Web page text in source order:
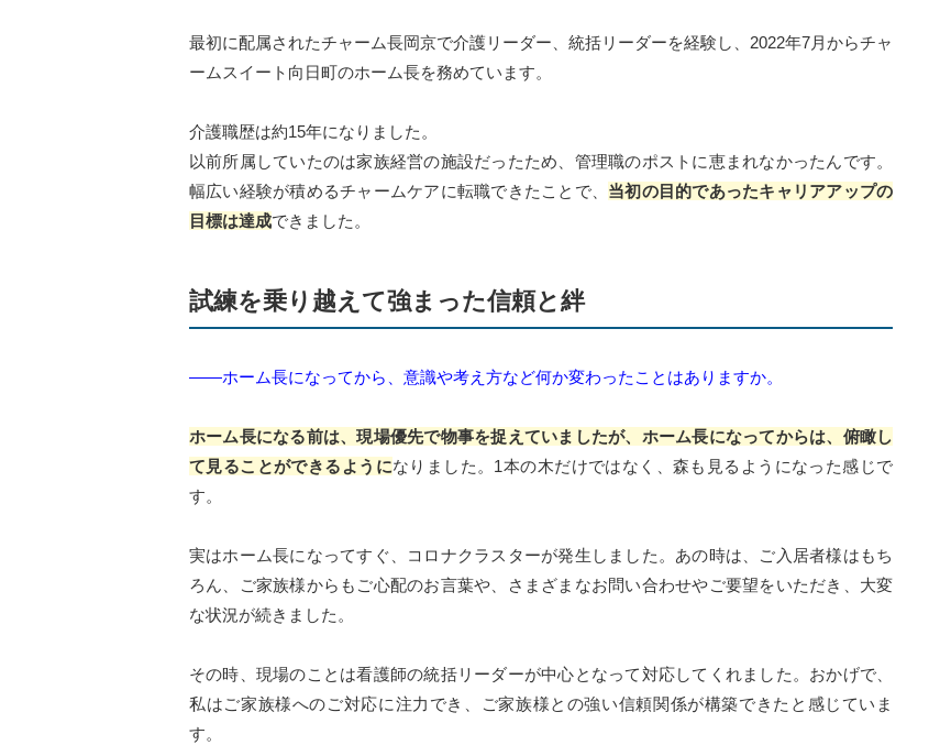
最初に配属されたチャーム長岡京で介護リーダー、統括リーダーを経験し、2022年7月からチャ
ームスイート向日町のホーム長を務めています。
介護職歴は約15年になりました。
以前所属していたのは家族経営の施設だったため、管理職のポストに恵まれなかったんです。
幅広い経験が積めるチャームケアに転職できたことで、 当初の目的であったキャリアアップの
目標は達成できました。
試練を乗り越えて強まった信頼と絆
――ホーム長になってから、意識や考え方など何か変わったことはありますか。
ホーム長になる前は、現場優先で物事を捉えていましたが、ホーム長になってからは、俯瞰し
て見ることができるようになりました。1本の木だけではなく、森も見るようになった感じで
す。
実はホーム長になってすぐ、コロナクラスターが発生しました。あの時は、ご入居者様はもち
ろん、ご家族様からもご心配のお言葉や、さまざまなお問い合わせやご要望をいただき、大変
な状況が続きました。
その時、現場のことは看護師の統括リーダーが中心となって対応してくれました。おかげで、
私はご家族様へのご対応に注力でき、ご家族様との強い信頼関係が構築できたと感じていま
す。
記事を読む